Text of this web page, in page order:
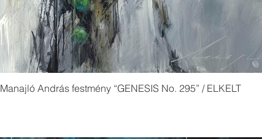
Manajló András festmény “GENESIS No. 295” / ELKELT